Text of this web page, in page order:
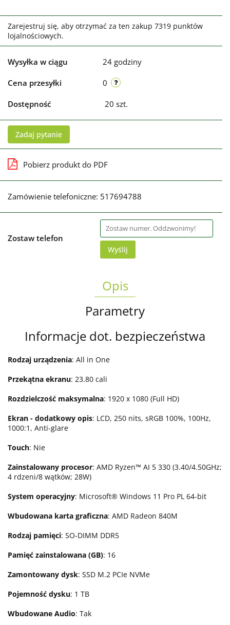
Zarejestruj się, aby otrzymać za ten zakup 7319 punktów
lojalnościowych.
Wysyłka w ciągu 24 godziny
Cena przesyłki 0
Dostępność 20 szt.
Zadaj pytanie
Pobierz produkt do PDF
Zamówienie telefoniczne: 517694788
Zostaw telefon
Wyślij
Opis
Parametry
Informacje dot. bezpieczeństwa
Rodzaj urządzenia: All in One
Przekątna ekranu: 23.80 cali
Rozdzielczość maksymalna: 1920 x 1080 (Full HD)
Ekran - dodatkowy opis: LCD, 250 nits, sRGB 100%, 100Hz,
1000:1, Anti-glare
Touch: Nie
Zainstalowany procesor: AMD Ryzen™ AI 5 330 (3.40/4.50GHz;
4 rdzeni/8 wątków; 28W)
System operacyjny: Microsoft® Windows 11 Pro PL 64-bit
Wbudowana karta graficzna: AMD Radeon 840M
Rodzaj pamięci: SO-DIMM DDR5
Pamięć zainstalowana (GB): 16
Zamontowany dysk: SSD M.2 PCIe NVMe
Pojemność dysku: 1 TB
Wbudowane Audio: Tak